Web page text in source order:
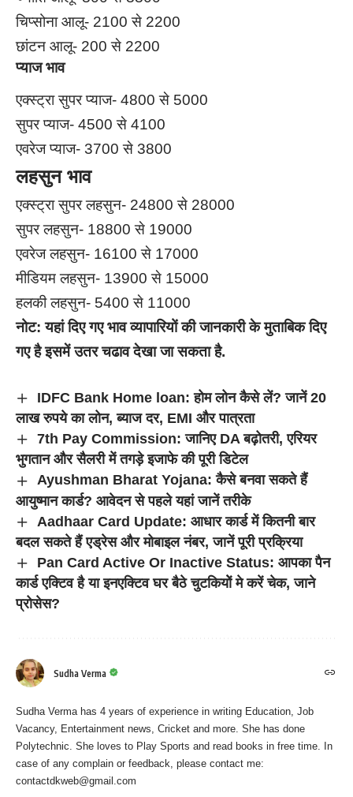
चिप्सोना आलू- 2100 से 2200
छांटन आलू- 200 से 2200
प्याज भाव
एक्स्ट्रा सुपर प्याज- 4800 से 5000
सुपर प्याज- 4500 से 4100
एवरेज प्याज- 3700 से 3800
लहसुन भाव
एक्स्ट्रा सुपर लहसुन- 24800 से 28000
सुपर लहसुन- 18800 से 19000
एवरेज लहसुन- 16100 से 17000
मीडियम लहसुन- 13900 से 15000
हलकी लहसुन- 5400 से 11000
नोट: यहां दिए गए भाव व्यापारियों की जानकारी के मुताबिक दिए
गए है इसमें उतर चढाव देखा जा सकता है.
IDFC Bank Home loan: होम लोन कैसे लें? जानें 20
लाख रुपये का लोन, ब्याज दर, EMI और पात्रता
7th Pay Commission: जानिए DA बढ़ोतरी, एरियर
भुगतान और सैलरी में तगड़े इजाफे की पूरी डिटेल
Ayushman Bharat Yojana: कैसे बनवा सकते हैं
आयुष्मान कार्ड? आवेदन से पहले यहां जानें तरीके
Aadhaar Card Update: आधार कार्ड में कितनी बार
बदल सकते हैं एड्रेस और मोबाइल नंबर, जानें पूरी प्रक्रिया
Pan Card Active Or Inactive Status: आपका पैन
कार्ड एक्टिव है या इनएक्टिव घर बैठे चुटकियोें मे करें चेक, जाने
प्रोसेस?
Sudha Verma
Sudha Verma has 4 years of experience in writing Education, Job
Vacancy, Entertainment news, Cricket and more. She has done
Polytechnic. She loves to Play Sports and read books in free time. In
case of any complain or feedback, please contact me:
contactdkweb@gmail.com